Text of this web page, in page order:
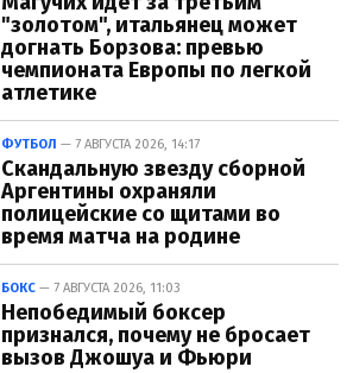
"золотом", итальянец может
догнать Борзова: превью
чемпионата Европы по легкой
атлетике
ФУТБОЛ — 7 АВГУСТА 2026, 14:17
Скандальную звезду сборной
Аргентины охраняли
полицейские со щитами во
время матча на родине
БОКС — 7 АВГУСТА 2026, 11:03
Непобедимый боксер
признался, почему не бросает
вызов Джошуа и Фьюри